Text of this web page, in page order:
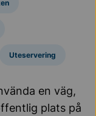
Uteservering
en väg,
plats på